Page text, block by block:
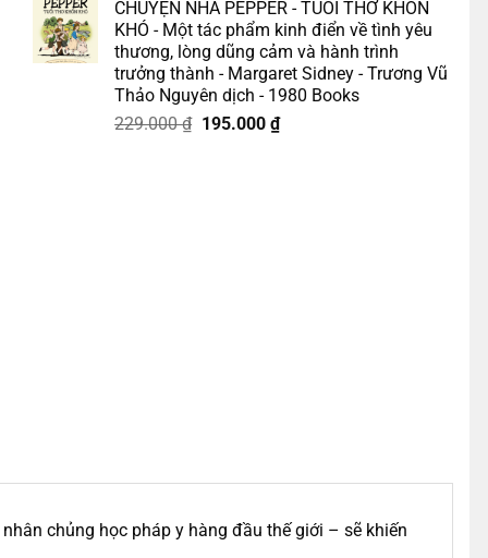
là:
175.000 ₫.
tại
là:
158.000 ₫.
CHUYỆN NHÀ PEPPER - TUỔI THƠ KHỐN
KHÓ - Một tác phẩm kinh điển về tình yêu
thương, lòng dũng cảm và hành trình
trưởng thành - Margaret Sidney - Trương Vũ
Thảo Nguyên dịch - 1980 Books
229.000₫ Giá
195.000 ₫Giá
chủng học pháp y hàng đầu thế giới – sẽ khiến